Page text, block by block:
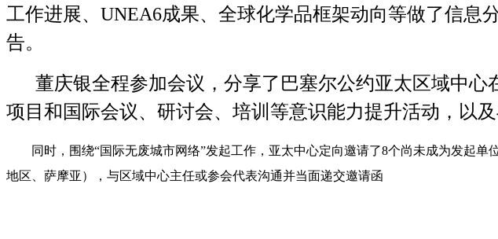
工作进展、UNEA6成果、全球化学品框架动向等做了信息
告。
董庆银全程参加会议，分享了巴塞尔公约亚太区域中
项目和国际会议、研讨会、培训等意识能力提升活动，以
同时，围绕“国际无废城市网络”发起工作，亚太中心定向邀请了8个尚未成为发起
地区、萨摩亚），与区域中心主任或参会代表沟通并当面递交邀请函